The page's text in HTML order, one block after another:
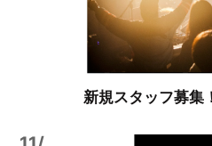
新規スタッフ募集！